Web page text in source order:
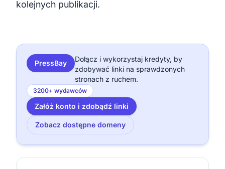
kolejnych publikacji.
PressBay
Dołącz i wykorzystaj kredyty, by
zdobywać linki na sprawdzonych
stronach z ruchem.
3200+ wydawców
Załóż konto i zdobądź linki
Zobacz dostępne domeny